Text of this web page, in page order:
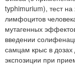
typhimurium), тест
лимфоцитов
мутагенных
введении
самцам крыс в
экспозиции при